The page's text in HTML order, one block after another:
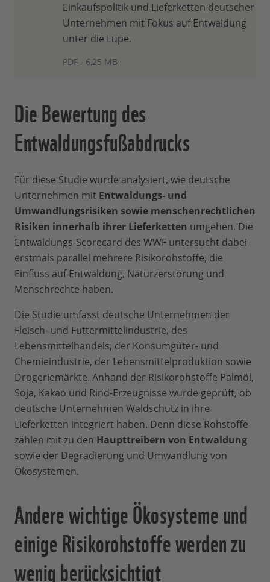
Einkaufspolitik und Lieferketten deutscher
Unternehmen mit Fokus auf Entwaldung
unter die Lupe.
PDF - 6,25 MB
Die Bewertung des
Entwaldungsfußabdrucks
Für diese Studie wurde analysiert, wie deutsche
Unternehmen mit Entwaldungs- und
Umwandlungsrisiken sowie menschenrechtlichen
Risiken innerhalb ihrer Lieferketten umgehen. Die
Entwaldungs-Scorecard des WWF untersucht dabei
erstmals parallel mehrere Risikorohstoffe, die
Einfluss auf Entwaldung, Naturzerstörung und
Menschrechte haben.
Die Studie umfasst deutsche Unternehmen der
Fleisch- und Futtermittelindustrie, des
Lebensmittelhandels, der Konsumgüter- und
Chemieindustrie, der Lebensmittelproduktion sowie
Drogeriemärkte. Anhand der Risikorohstoffe Palmöl,
Soja, Kakao und Rind-Erzeugnisse wurde geprüft, ob
deutsche Unternehmen Waldschutz in ihre
Lieferketten integriert haben. Denn diese Rohstoffe
zählen mit zu den Haupttreibern von Entwaldung
sowie der Degradierung und Umwandlung von
Ökosystemen.
Andere wichtige Ökosysteme und
einige Risikorohstoffe werden zu
wenig berücksichtigt